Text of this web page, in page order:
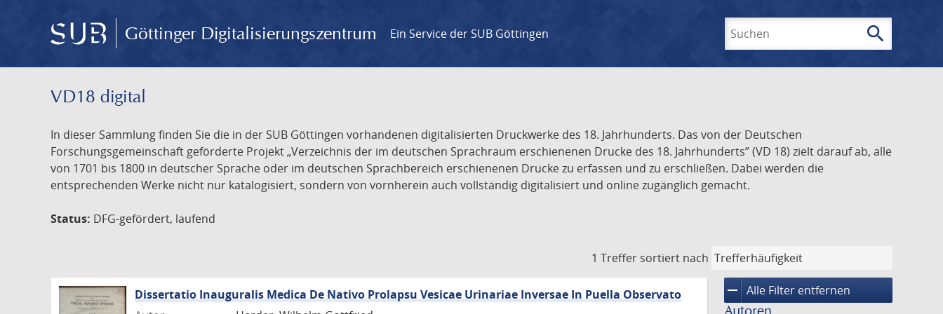
Göttinger Digitalisierungszentrum Ein Service der SUB Göttingen search
VD18 digital
In dieser Sammlung finden Sie die in der SUB Göttingen vorhandenen digitalisierten Druckwerke des 18. Jahrhunderts. Das von der Deutschen
Forschungsgemeinschaft geförderte Projekt „Verzeichnis der im deutschen Sprachraum erschienenen Drucke des 18. Jahrhunderts” (VD 18) zielt darauf ab, alle
von 1701 bis 1800 in deutscher Sprache oder im deutschen Sprachbereich erschienenen Drucke zu erfassen und zu erschließen. Dabei werden die
entsprechenden Werke nicht nur katalogisiert, sondern von vornherein auch vollständig digitalisiert und online zugänglich gemacht.
Status: DFG-gefördert, laufend
1 Treffer sortiert nach
remove Alle Filter entfernen
Dissertatio Inauguralis Medica De Nativo Prolapsu Vesicae Urinariae Inversae In Puella Observato